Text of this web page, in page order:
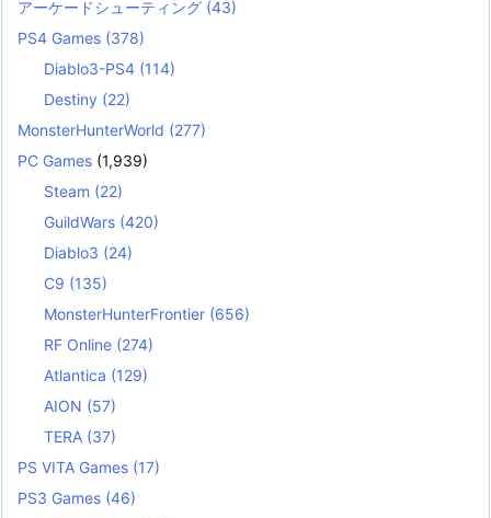
アーケードシューティング (43)
PS4 Games (378)
Diablo3-PS4 (114)
Destiny (22)
MonsterHunterWorld (277)
PC Games (1,939)
Steam (22)
GuildWars (420)
Diablo3 (24)
C9 (135)
MonsterHunterFrontier (656)
RF Online (274)
Atlantica (129)
AION (57)
TERA (37)
PS VITA Games (17)
PS3 Games (46)